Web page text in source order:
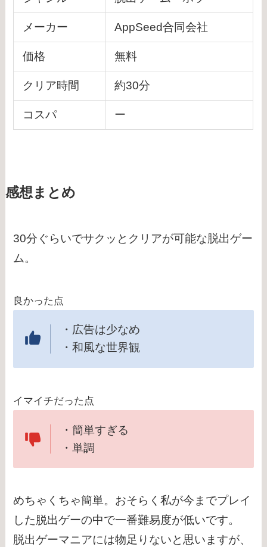
メーカー AppSeed合同会社
価格 無料
クリア時間 約30分
コスパ ー
感想まとめ
30分ぐらいでサクッとクリアが可能な脱出ゲー
ム。
良かった点
・広告は少なめ
・和風な世界観
イマイチだった点
・簡単すぎる
・単調
めちゃくちゃ簡単。おそらく私が今までプレイ
した脱出ゲーの中で一番難易度が低いです。
脱出ゲーマニアには物足りないと思いますが、